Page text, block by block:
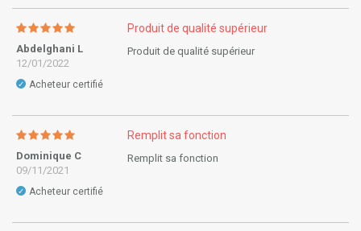
Abdelghani L
12/01/2022
✓ Acheteur certifié
Produit de qualité supérieur
Produit de qualité supérieur
Dominique C
09/11/2021
✓ Acheteur certifié
Remplit sa fonction
Remplit sa fonction